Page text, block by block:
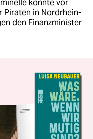
könnte vor
Piraten in Nordrhein-
den Finanzminister